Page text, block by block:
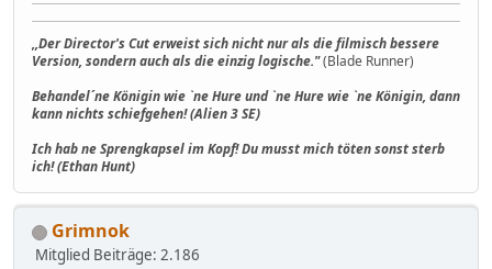
,,Der Director's Cut erweist sich nicht nur als die filmisch bessere
Version, sondern auch als die einzig logische."(Blade Runner)
Behandel´ne Königin wie `ne Hure und `ne Hure wie `ne Königin, dann
kann nichts schiefgehen! (Alien 3 SE)
Ich hab ne Sprengkapsel im Kopf! Du musst mich töten sonst sterb
ich! (Ethan Hunt)
Grimnok
Mitglied Beiträge: 2.186